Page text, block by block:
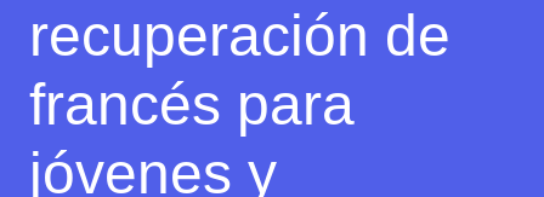
recuperación de
francés para
jóvenes y